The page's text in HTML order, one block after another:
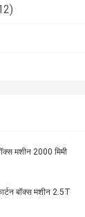
मशीन 2000 मिमी
बॉक्स मशीन 2.5T